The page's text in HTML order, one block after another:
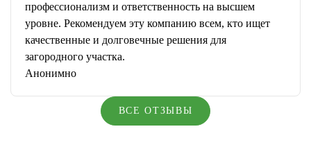
профессионализм и ответственность на высшем
уровне. Рекомендуем эту компанию всем, кто ищет
качественные и долговечные решения для
загородного участка.
Анонимно
ВСЕ ОТЗЫВЫ